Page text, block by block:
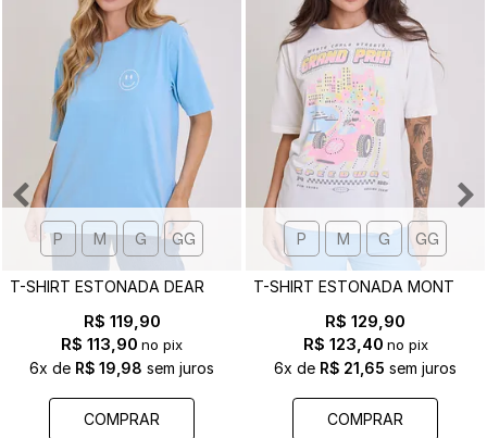
P M G GG
R$ 119,90
R$ 113,90 no pix
6x de R$ 19,98 sem juros
COMPRAR
P M G GG
R$ 129,90
R$ 123,40 no pix
6x de R$ 21,65 sem juros
COMPRAR